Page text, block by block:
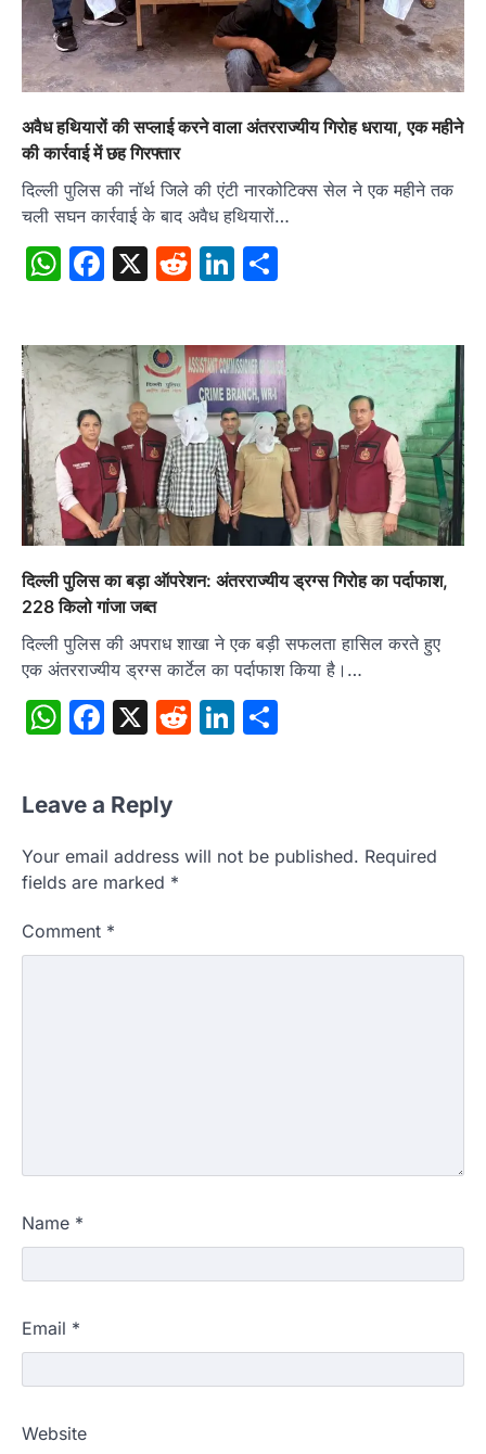
अवैध हथियारों की सप्लाई करने वाला अंतरराज्यीय गिरोह धराया, एक महीने
की कार्रवाई में छह गिरफ्तार
दिल्ली पुलिस की नॉर्थ जिले की एंटी नारकोटिक्स सेल ने एक महीने तक
चली सघन कार्रवाई के बाद अवैध हथियारों…
WhatsApp
Facebook
X RedditLinkedIn
दिल्ली पुलिस का बड़ा ऑपरेशन: अंतरराज्यीय ड्रग्स गिरोह का पर्दाफाश,
228 किलो गांजा जब्त
दिल्ली पुलिस की अपराध शाखा ने एक बड़ी सफलता हासिल करते हुए
एक अंतरराज्यीय ड्रग्स कार्टेल का पर्दाफाश किया है।…
WhatsApp
Facebook
X RedditLinkedIn
Leave a Reply
Your email address will not be published. Required
fields are marked *
Comment *
Name *
Email *
Website